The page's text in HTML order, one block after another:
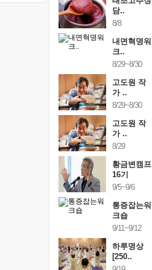
담..
8/8
내면혁명워
크..
8/29~8/30
고도원 작
가 ..
8/29~8/30
고도원 작
가 ..
8/29
황금변캠프
16기
9/5~9/6
통증잡는워
크숍
9/11~9/12
하루명상
[250..